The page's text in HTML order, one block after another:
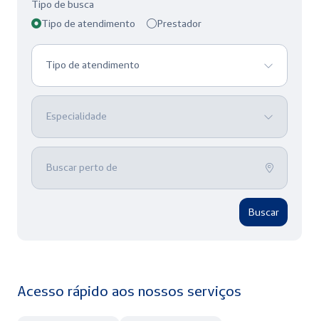
Tipo de busca
Tipo de atendimento
Prestador
Tipo de atendimento
Especialidade
Buscar perto de
Buscar
Acesso rápido aos nossos serviços